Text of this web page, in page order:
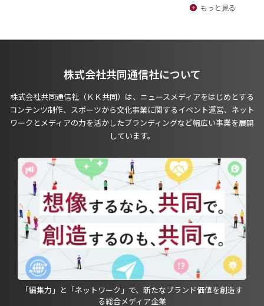
もっと見る
株式会社共同通信社について
株式会社共同通信社（ＫＫ共同）は、ニュースメディアをはじめとする
コンテンツ制作、スポーツから文化事業に関するイベント運営、ネット
ワークとメディアの力を活かしたブランディングなど幅広い事業を展開
しています。
「編集力」と「ネットワーク」で、新たなブランド価値を創造す
る総合メディア企業